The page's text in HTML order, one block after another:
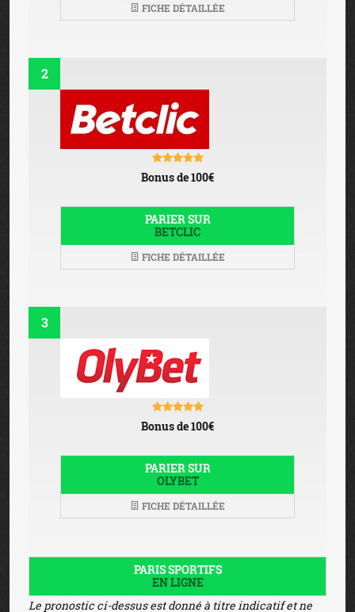
FICHE DÉTAILLÉE
2
Bonus de 100€
PARIER SUR
BETCLIC
FICHE DÉTAILLÉE
3
Bonus de 100€
PARIER SUR
OLYBET
FICHE DÉTAILLÉE
PARIS SPORTIFS
EN LIGNE
Le pronostic ci-dessus est donné à titre indicatif et ne